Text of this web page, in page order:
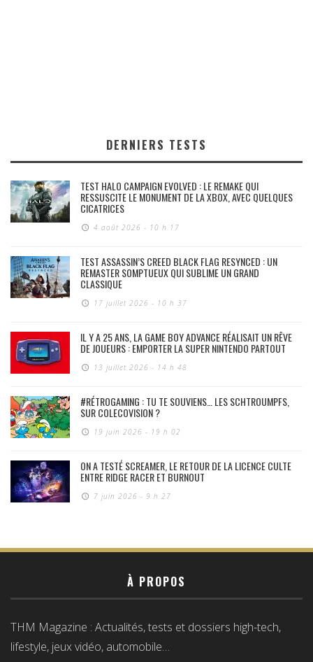
DERNIERS TESTS
TEST HALO CAMPAIGN EVOLVED : LE REMAKE QUI
RESSUSCITE LE MONUMENT DE LA XBOX, AVEC QUELQUES
CICATRICES
4 août 2026 - 10 h 17
TEST ASSASSIN’S CREED BLACK FLAG RESYNCED : UN
REMASTER SOMPTUEUX QUI SUBLIME UN GRAND
CLASSIQUE
17 juillet 2026 - 10 h 37
IL Y A 25 ANS, LA GAME BOY ADVANCE RÉALISAIT UN RÊVE
DE JOUEURS : EMPORTER LA SUPER NINTENDO PARTOUT
13 juillet 2026 - 14 h 48
#RÉTROGAMING : TU TE SOUVIENS… LES SCHTROUMPFS,
SUR COLECOVISION ?
19 juin 2026 - 19 h 02
ON A TESTÉ SCREAMER, LE RETOUR DE LA LICENCE CULTE
ENTRE RIDGE RACER ET BURNOUT
7 juin 2026 - 9 h 27
À PROPOS
THM Magazine : Actualités, tests et dossiers high-tech,
lifestyle, jeux vidéo, automobile…